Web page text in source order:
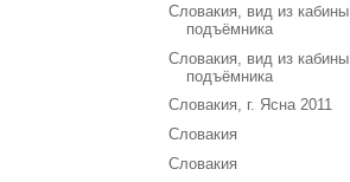
Словакия, вид из кабины
подъёмника
Словакия, вид из кабины
подъёмника
Словакия, г. Ясна 2011
Словакия
Словакия